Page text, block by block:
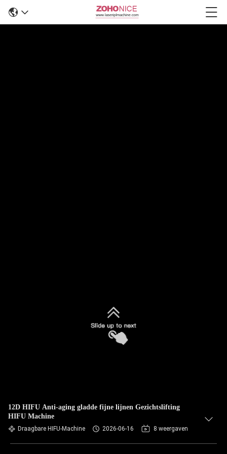
12D HIFU Anti-aging gladde fijne lijnen Gezichtslifting
HIFU Machine
Draagbare HIFU-Machine 2026-06-16 8 weergaven